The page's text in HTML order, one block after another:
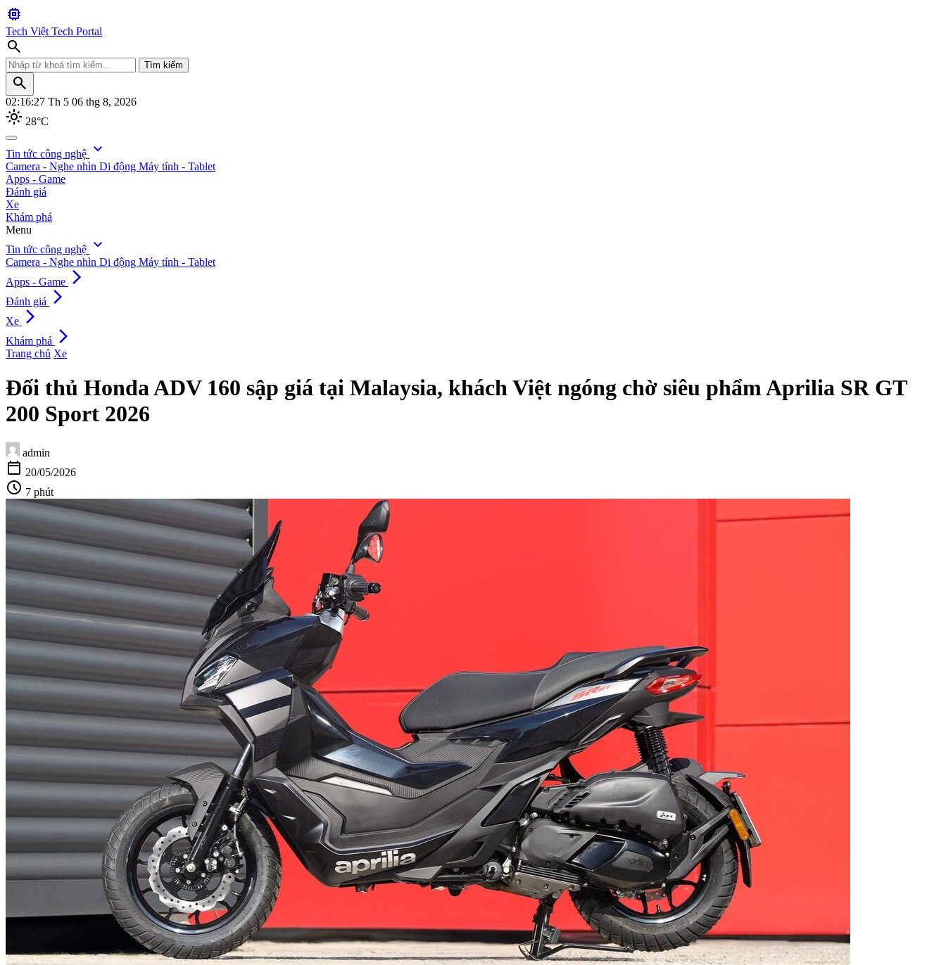
memory
Tech Việt Tech Portal
search
Tìm kiếm
search
02:16:29 Th 5 06 thg 8, 2026
light_mode 28°C
search
Tìm kiếm
Tin tức công nghệ expand_more
Camera - Nghe nhìn Di động Máy tính - Tablet
Apps - Game
Đánh giá
Xe
Khám phá
Menu
Tin tức công nghệ expand_more
Camera - Nghe nhìn Di động Máy tính - Tablet
Apps - Game arrow_forward_ios
Đánh giá arrow_forward_ios
Xe arrow_forward_ios
Khám phá arrow_forward_ios
Trang chủ Xe
Đối thủ Honda ADV 160 sập giá tại Malaysia, khách Việt ngóng chờ siêu phẩm Aprilia SR GT
200 Sport 2026
admin
calendar_today 20/05/2026
schedule 7 phút